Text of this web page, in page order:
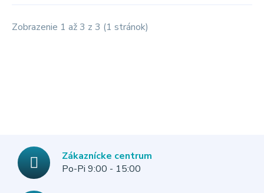
Zobrazenie 1 až 3 z 3 (1 stránok)
Zákaznícke centrum
Po-Pi 9:00 - 15:00